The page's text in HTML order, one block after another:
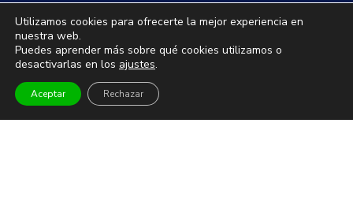
Infantil y familiar
Magia
TEATRO Y DANZA
Utilizamos cookies para ofrecerte la mejor experiencia en
nuestra web.
Puedes aprender más sobre qué cookies utilizamos o
desactivarlas en los ajustes.
Aceptar Rechazar